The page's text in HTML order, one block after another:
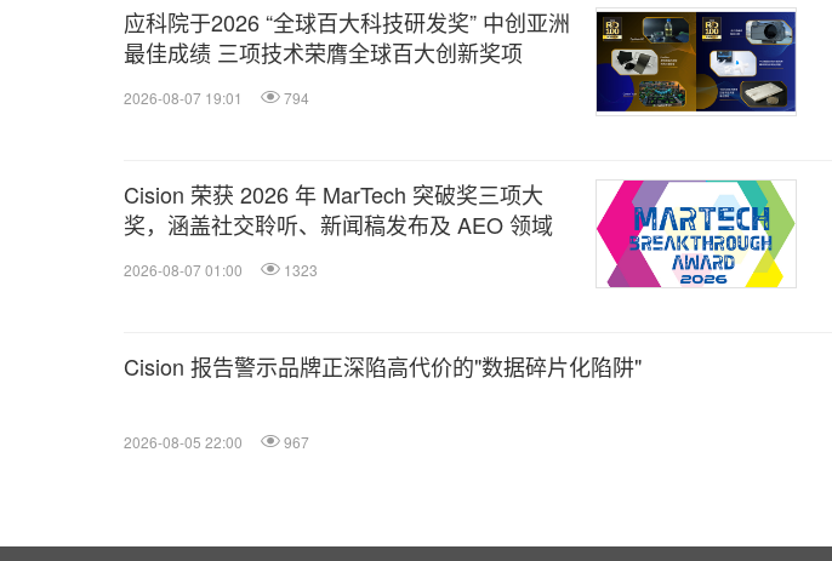
应科院于2026 “全球百大科技研发奖” 中创亚洲
最佳成绩 三项技术荣膺全球百大创新奖项
2026-08-07 19:01 794
Cision 荣获 2026 年 MarTech 突破奖三项大
奖，涵盖社交聆听、新闻稿发布及 AEO 领域
2026-08-07 01:00 1323
Cision 报告警示品牌正深陷高代价的"数据碎片化陷阱"
2026-08-05 22:00 967